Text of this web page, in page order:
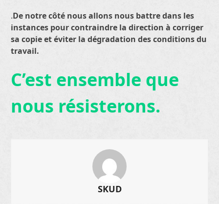
.De notre côté nous allons nous battre dans les
instances pour contraindre la direction à corriger
sa copie et éviter la dégradation des conditions du
travail.
C’est ensemble que
nous résisterons.
SKUD